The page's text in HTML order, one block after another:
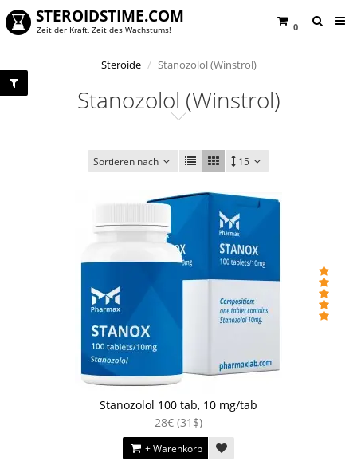
0
STEROIDSTIME.COM
Zeit der Kraft, Zeit des Wachstums!
Steroide Stanozolol (Winstrol)
Stanozolol (Winstrol)
Sortieren nach 15
Stanozolol 100 tab, 10 mg/tab
28€ (31$)
+ Warenkorb